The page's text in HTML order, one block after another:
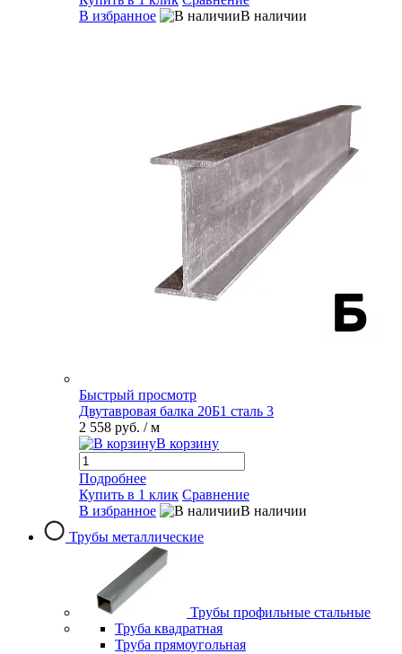
В избранное
В наличии
Быстрый просмотр
Двутавровая балка 20Б1 сталь 3
2 558 руб. / м
В корзину
Подробнее
Купить в 1 клик Сравнение
В избранное
В наличии
Трубы металлические
Трубы профильные стальные
Труба квадратная
Труба прямоугольная